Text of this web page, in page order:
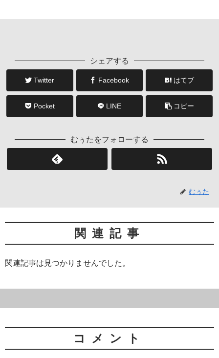
シェアする
Twitter Facebook はてブ
Pocket LINE コピー
むぅたをフォローする
むぅた
関連記事
関連記事は見つかりませんでした。
コメント